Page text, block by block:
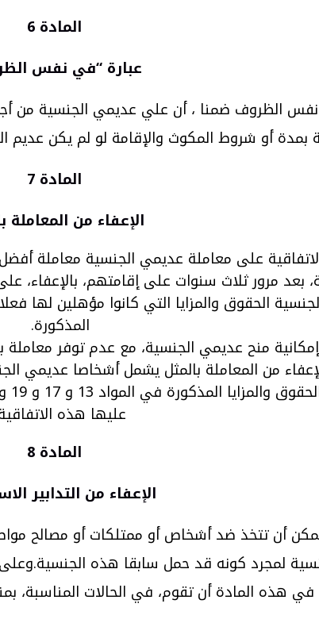
المادة 6
عبارة “في نفس
الظروف ضمنا ، أن علي عديمي الجنسية من
بمدة أو شروط المكوث والإقامة لو لم يكن
المادة 7
الإعفاء من المعاملة
على معاملة عديمي الجنسية معاملة
بعد مرور ثلاث سنوات على إقامتهم، بالإعفاء،
الحقوق والمزايا التي كانوا مؤهلين لها
المذكورة.
من المعاملة بالمثل يشمل أشخاصا عديمي
عليها هذه
المادة 8
الإعفاء من التدابير
يمكن أن تتخذ ضد أشخاص أو ممتلكات أو مصالح
لمجرد كونه قد حمل سابقا هذه
هذه المادة أن تقوم، في الحالات المناسبة،